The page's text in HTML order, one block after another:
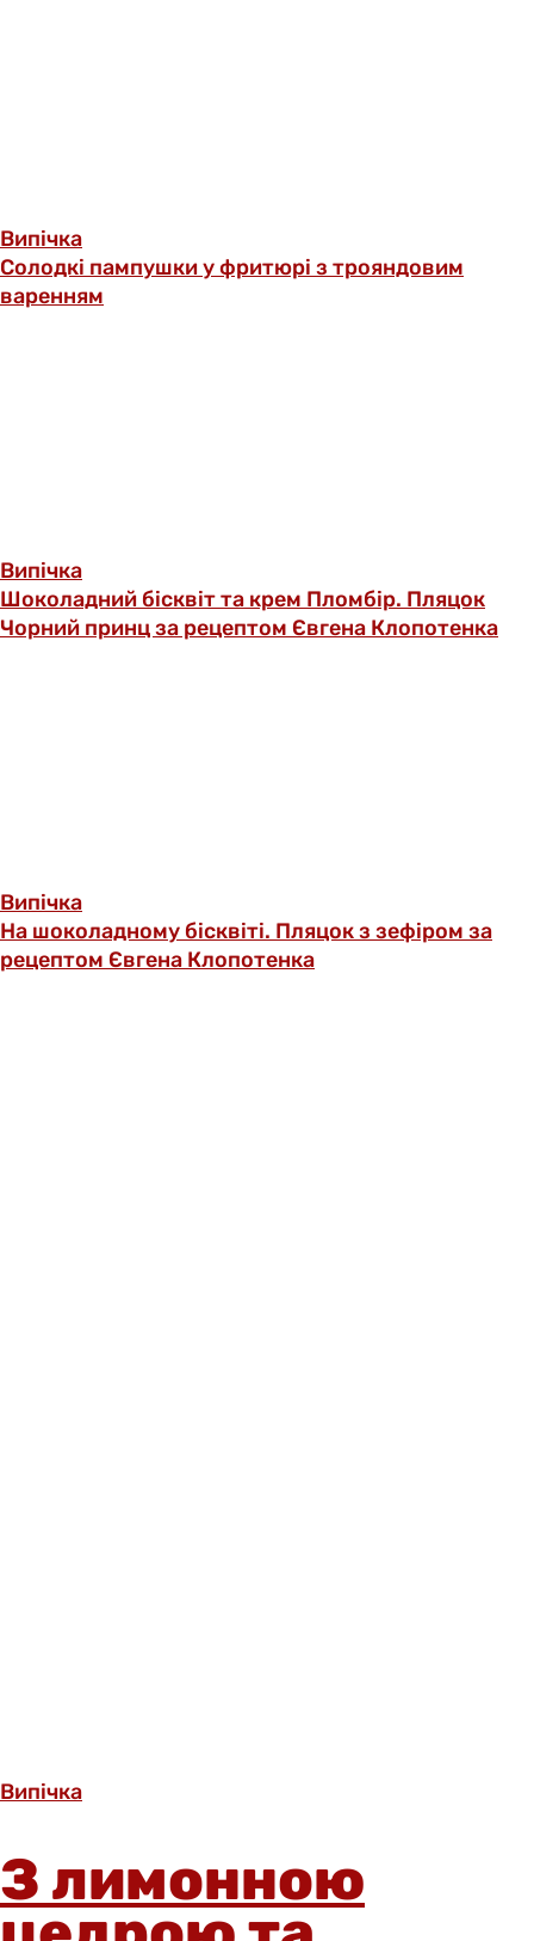
Випічка
Солодкі пампушки у фритюрі з трояндовим
варенням
Випічка
Шоколадний бісквіт та крем Пломбір. Пляцок
Чорний принц за рецептом Євгена Клопотенка
Випічка
На шоколадному бісквіті. Пляцок з зефіром за
рецептом Євгена Клопотенка
Випічка
З лимонною